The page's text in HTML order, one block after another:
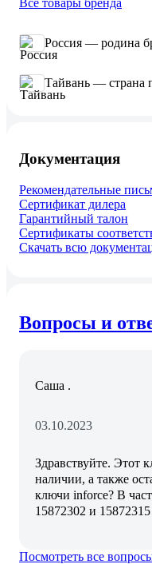
Все товары бренда
Россия — родина
Тайвань — страна
Документация
Рекомендательные
Сертификат дилера
Гарантийный талон
Сертификаты
Скачать всю
Вопросы и
Саша .
03.10.2023
Здравствуйте. Этот
наличии, а также
ключи inforce? В
15872302 и 15872315
Посмотреть все